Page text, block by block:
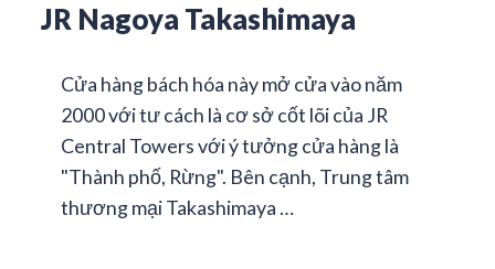
JR Nagoya Takashimaya
Cửa hàng bách hóa này mở cửa vào năm
2000 với tư cách là cơ sở cốt lõi của JR
Central Towers với ý tưởng cửa hàng là
"Thành phố, Rừng". Bên cạnh, Trung tâm
thương mại Takashimaya …